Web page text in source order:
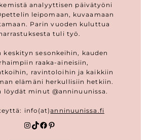
analyyttisen päivätyöni
leipomaan, kuvaamaan
Parin vuoden kuluttua
tuli työ.
keskityn sesonkeihin, kauden
raaka-aineisiin,
ravintoloihin ja kaikkiin
elämäni herkullisiin hetkiin.
löydät minut @anninuunissa.
info(at)anninuunissa.fi
Instagram
TikTok
Facebook
Pinterest